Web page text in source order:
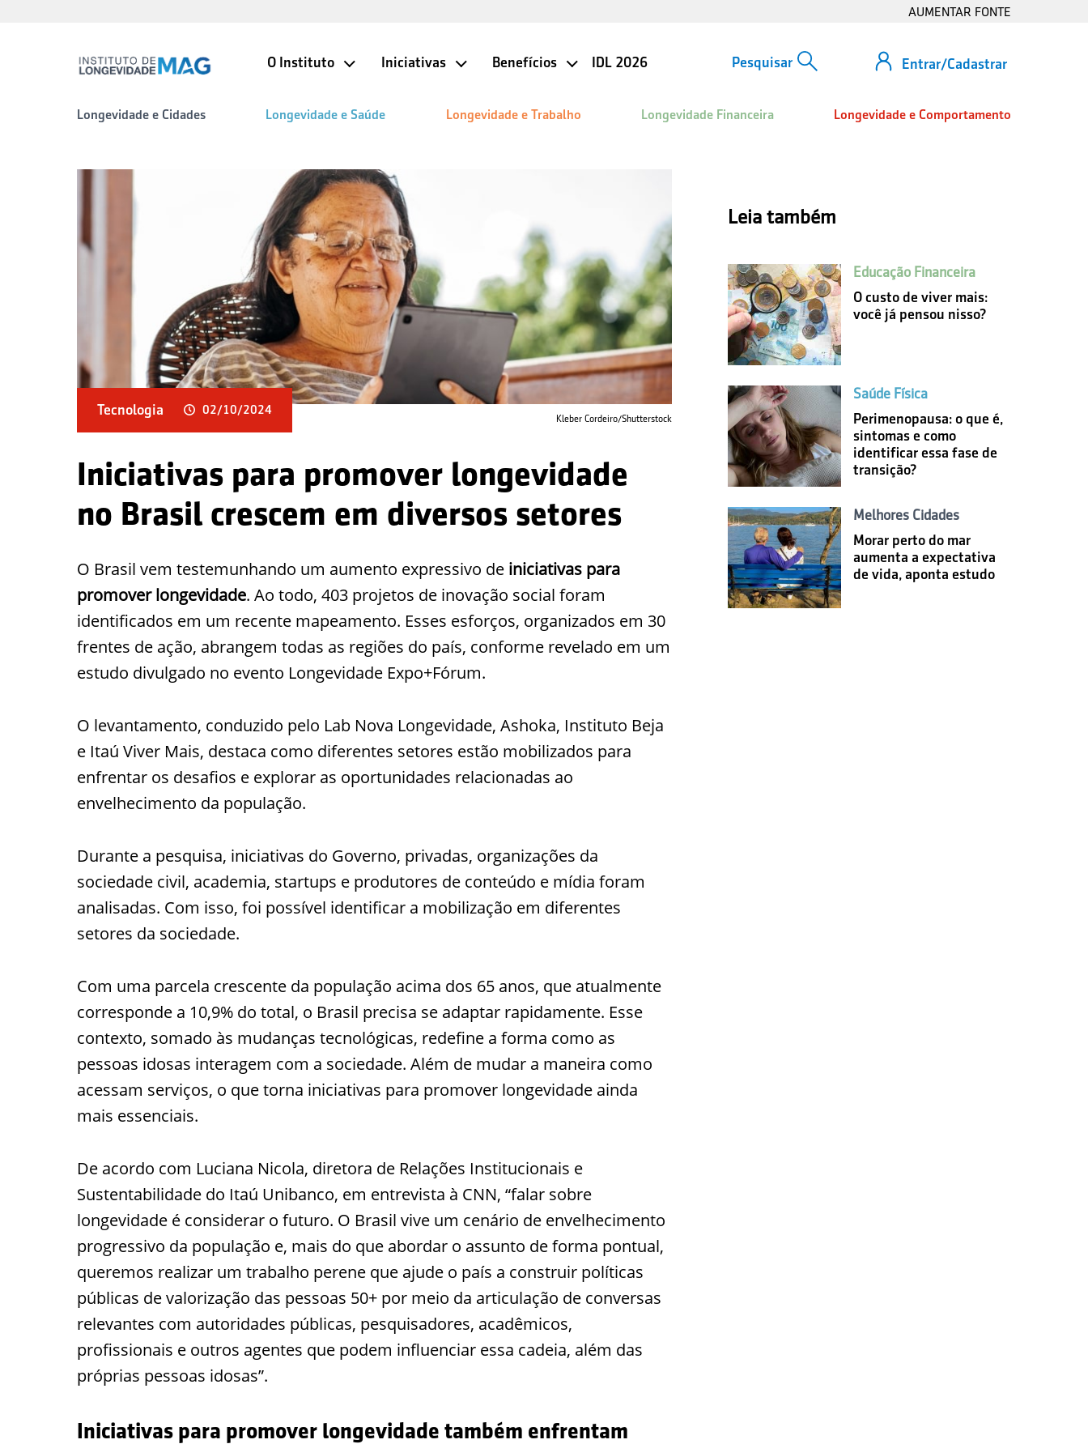
AUMENTAR FONTE
Entrar/Cadastrar
O Instituto Iniciativas Benefícios IDL 2026
Longevidade e Cidades Longevidade e Saúde Longevidade e Trabalho Longevidade Financeira Longevidade e Comportamento
Kleber Cordeiro/Shutterstock
Tecnologia 02/10/2024
Iniciativas para promover longevidade
no Brasil crescem em diversos setores
O Brasil vem testemunhando um aumento expressivo de iniciativas para
promover longevidade. Ao todo, 403 projetos de inovação social foram
identificados em um recente mapeamento. Esses esforços, organizados em 30
frentes de ação, abrangem todas as regiões do país, conforme revelado em um
estudo divulgado no evento Longevidade Expo+Fórum.
O levantamento, conduzido pelo Lab Nova Longevidade, Ashoka, Instituto Beja
e Itaú Viver Mais, destaca como diferentes setores estão mobilizados para
enfrentar os desafios e explorar as oportunidades relacionadas ao
envelhecimento da população.
Durante a pesquisa, iniciativas do Governo, privadas, organizações da
sociedade civil, academia, startups e produtores de conteúdo e mídia foram
analisadas. Com isso, foi possível identificar a mobilização em diferentes
setores da sociedade.
Com uma parcela crescente da população acima dos 65 anos, que atualmente
corresponde a 10,9% do total, o Brasil precisa se adaptar rapidamente. Esse
contexto, somado às mudanças tecnológicas, redefine a forma como as
pessoas idosas interagem com a sociedade. Além de mudar a maneira como
acessam serviços, o que torna iniciativas para promover longevidade ainda
mais essenciais.
De acordo com Luciana Nicola, diretora de Relações Institucionais e
Sustentabilidade do Itaú Unibanco, em entrevista à CNN, “falar sobre
longevidade é considerar o futuro. O Brasil vive um cenário de envelhecimento
progressivo da população e, mais do que abordar o assunto de forma pontual,
queremos realizar um trabalho perene que ajude o país a construir políticas
públicas de valorização das pessoas 50+ por meio da articulação de conversas
relevantes com autoridades públicas, pesquisadores, acadêmicos,
profissionais e outros agentes que podem influenciar essa cadeia, além das
próprias pessoas idosas”.
Iniciativas para promover longevidade também enfrentam
Leia também
Educação Financeira
O custo de viver mais:
você já pensou nisso?
Saúde Física
Perimenopausa: o que é,
sintomas e como
identificar essa fase de
transição?
Melhores Cidades
Morar perto do mar
aumenta a expectativa
de vida, aponta estudo